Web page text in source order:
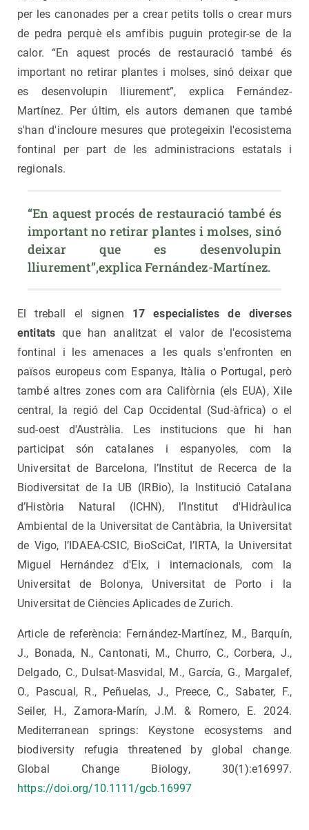
per les canonades per a crear petits tolls o crear murs
de pedra perquè els amfibis puguin protegir-se de la
calor. “En aquest procés de restauració també és
important no retirar plantes i molses, sinó deixar que
es desenvolupin lliurement”, explica Fernández-
Martínez. Per últim, els autors demanen que també
s'han d'incloure mesures que protegeixin l'ecosistema
fontinal per part de les administracions estatals i
regionals.
“En aquest procés de restauració també és
important no retirar plantes i molses, sinó
deixar que es desenvolupin
lliurement”,explica Fernández-Martínez.
El treball el signen 17 especialistes de diverses
entitats que han analitzat el valor de l'ecosistema
fontinal i les amenaces a les quals s'enfronten en
països europeus com Espanya, Itàlia o Portugal, però
també altres zones com ara Califòrnia (els EUA), Xile
central, la regió del Cap Occidental (Sud-àfrica) o el
sud-oest d'Austràlia. Les institucions que hi han
participat són catalanes i espanyoles, com la
Universitat de Barcelona, l’Institut de Recerca de la
Biodiversitat de la UB (IRBio), la Institució Catalana
d’Història Natural (ICHN), l’Institut d'Hidràulica
Ambiental de la Universitat de Cantàbria, la Universitat
de Vigo, l’IDAEA-CSIC, BioSciCat, l’IRTA, la Universitat
Miguel Hernández d'Elx, i internacionals, com la
Universitat de Bolonya, Universitat de Porto i la
Universitat de Ciències Aplicades de Zurich.
Article de referència: Fernández-Martínez, M., Barquín,
J., Bonada, N., Cantonati, M., Churro, C., Corbera, J.,
Delgado, C., Dulsat-Masvidal, M., García, G., Margalef,
O., Pascual, R., Peñuelas, J., Preece, C., Sabater, F.,
Seiler, H., Zamora-Marín, J.M. & Romero, E. 2024.
Mediterranean springs: Keystone ecosystems and
biodiversity refugia threatened by global change.
Global Change Biology, 30(1):e16997.
https://doi.org/10.1111/gcb.16997